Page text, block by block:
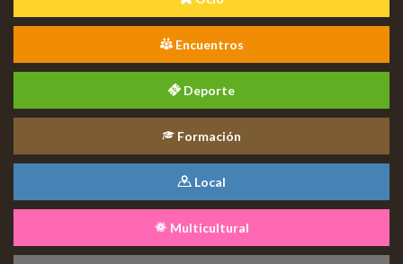
Encuentros
Deporte
Formación
Local
Multicultural